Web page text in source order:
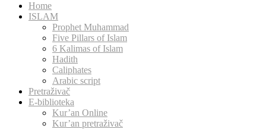
Home
ISLAM
Prophet Muhammad
Five Pillars of Islam
6 Kalimas of Islam
Hadith
Caliphates
Arabic script
Pretraživač
E-biblioteka
Kur’an Online
Kur’an pretraživač